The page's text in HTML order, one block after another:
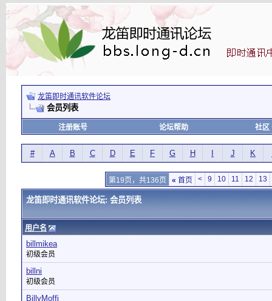
龙笛即时通讯软件论坛
会员列表
注册账号 论坛帮助 社区
# A B C D E F G H J K
第19页，共136页 « 首页 < 9 10 11 12 13
龙笛即时通讯软件论坛: 会员列表
用户名
billmikea
初级会员
billni
初级会员
BillyMoffi